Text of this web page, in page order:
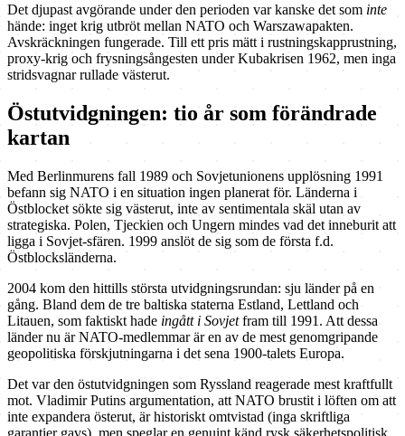
Det djupast avgörande under den perioden var kanske det som inte
hände: inget krig utbröt mellan NATO och Warszawa­pakten.
Avskräckningen fungerade. Till ett pris mätt i rustningskapprustning,
proxy-krig och frysningsångesten under Kubakrisen 1962, men inga
stridsvagnar rullade västerut.
Östutvidgningen: tio år som förändrade
kartan
Med Berlinmurens fall 1989 och Sovjetunionens upplösning 1991
befann sig NATO i en situation ingen planerat för. Länderna i
Östblocket sökte sig västerut, inte av sentimentala skäl utan av
strategiska. Polen, Tjeckien och Ungern mindes vad det inneburit att
ligga i Sovjet-sfären. 1999 anslöt de sig som de första f.d.
Östblocksländerna.
2004 kom den hittills största utvidgningsrundan: sju länder på en
gång. Bland dem de tre baltiska staterna Estland, Lettland och
Litauen, som faktiskt hade ingått i Sovjetfram till 1991. Att dessa
länder nu är NATO-medlemmar är en av de mest genomgripande
geopolitiska förskjutningarna i det sena 1900-talets Europa.
Det var den östutvidgningen som Ryssland reagerade mest kraftfullt
mot. Vladimir Putins argumentation, att NATO brustit i löften om att
inte expandera österut, är historiskt omtvistad (inga skriftliga
garantier gavs), men speglar en genuint känd rysk säkerhetspolitisk